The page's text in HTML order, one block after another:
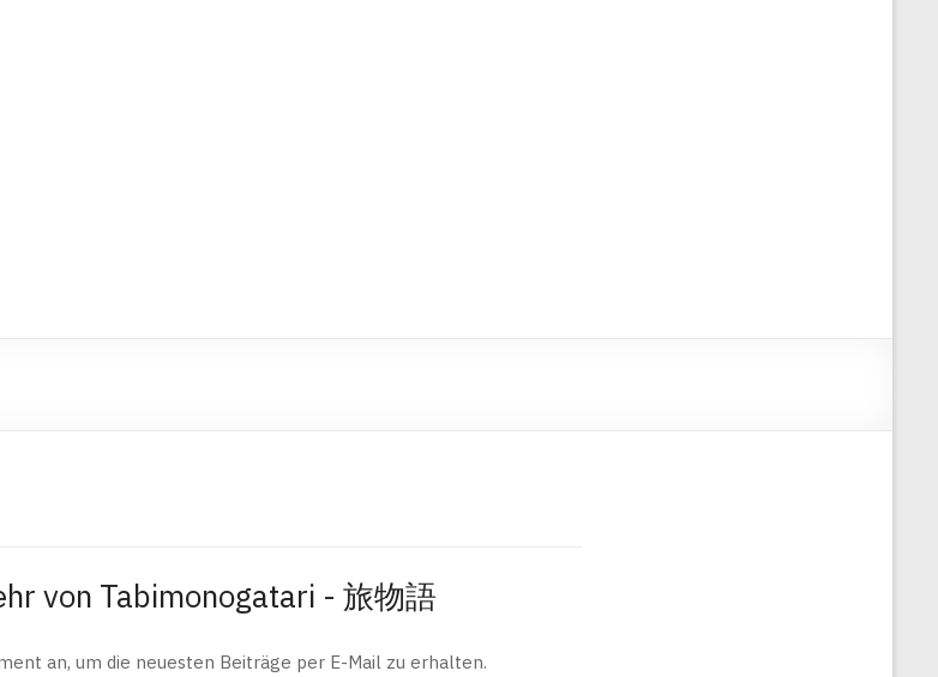
von Tabimonogatari - 旅物語
an, um die neuesten Beiträge per E-Mail zu erhalten.